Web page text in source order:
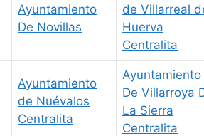
Ayuntamiento
De Novillas
de Villarreal
Huerva
Centralita
Ayuntamiento
de Nuévalos
Centralita
Ayuntamiento
De Villarroya
La Sierra
Centralita